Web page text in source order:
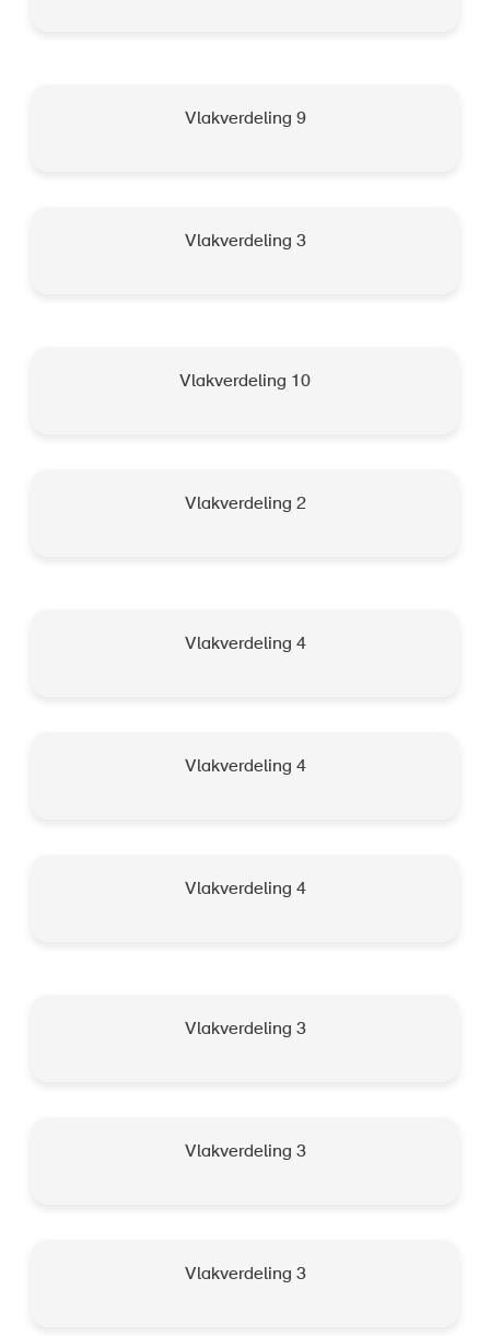
Vlakverdeling 9
Vlakverdeling 3
Vlakverdeling 10
Vlakverdeling 2
Vlakverdeling 4
Vlakverdeling 4
Vlakverdeling 4
Vlakverdeling 3
Vlakverdeling 3
Vlakverdeling 3